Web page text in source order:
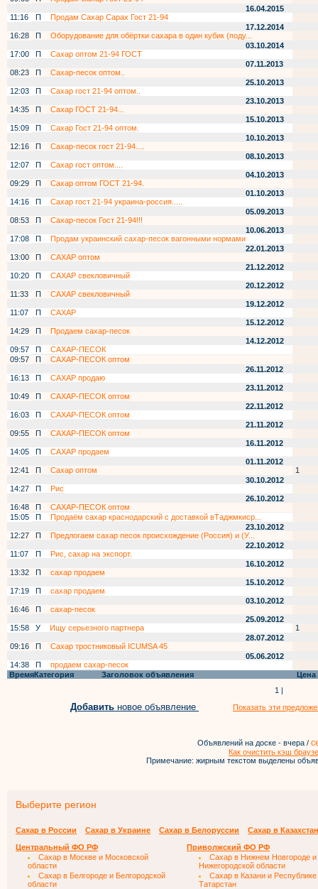
16.04.2015
11:16
П
Продам Сахар Сарах Гост 21-94
17.12.2014
16:28
П
Оборудование для обёртки сахара в один кубик (поду...
03.10.2014
17:00
П
Сахар оптом 21-94 ГОСТ
07.11.2013
08:23
П
Сахар-песок оптом..
25.10.2013
12:03
П
Сахар гост 21-94 оптом..
23.10.2013
14:35
П
Сахар ГОСТ 21-94...
15.10.2013
15:09
П
Сахар Гост 21-94 оптом.
10.10.2013
12:16
П
Сахар-песок гост 21-94....
08.10.2013
12:07
П
Сахар гост оптом....
04.10.2013
09:29
П
Сахар оптом ГОСТ 21-94.
01.10.2013
14:16
П
Сахар гост 21-94 украина-россия.....
05.09.2013
08:53
П
Сахар-песок Гост 21-94!!!
10.06.2013
17:08
П
Продам украинский сахар-песок вагонными нормами
22.01.2013
13:00
П
САХАР оптом
21.12.2012
10:20
П
САХАР свекловичный
20.12.2012
11:33
П
САХАР свекловичный
19.12.2012
11:07
П
САХАР
15.12.2012
14:29
П
Продаем сахар-песок
14.12.2012
09:57
П
САХАР-ПЕСОК
09:57
П
САХАР-ПЕСОК оптом
26.11.2012
16:13
П
САХАР продаю
23.11.2012
10:49
П
САХАР-ПЕСОК оптом
22.11.2012
16:03
П
САХАР-ПЕСОК оптом
21.11.2012
09:55
П
САХАР-ПЕСОК оптом
16.11.2012
14:05
П
САХАР продаем
01.11.2012
12:41
П Сахар оптом
1
30.10.2012
14:27
П
Рис
26.10.2012
16:48
П
САХАР-ПЕСОК оптом
15:05
П
Продаём сахар краснодарский с доставкой вТаджмкиср...
23.10.2012
12:27
П
Предлогаем сахар песок происхождение (Россия) и (У...
22.10.2012
11:07
П
Рис, сахар на экспорт.
16.10.2012
13:32
П
сахар продаем
15.10.2012
17:19
П
сахар продаем
03.10.2012
16:46
П
сахар-песок
25.09.2012
15:58
У Ищу серьезного партнера
1
28.07.2012
09:16
П
Сахар тростниковый ICUMSA 45
05.06.2012
14:38
П
продаем сахар-песок
ВремяКатегория Заголовок объявления
Цена
1 |
Добавить новое объявление Показать эти
Объявлений на доске - вчера /
Как очистить кэш
Примечание: жирным текстом выделены
Выберите регион
Сахар в России Сахар в Украине Сахар в Белоруссии
Сахар в
Центральный ФО РФ
Сахар в Москве и Московской
области
Сахар в Белгороде и Белгородской
области
Приволжский ФО РФ
Сахар в Нижнем Новгороде и
Нижегородской области
Сахар в Казани и Республике
Татарстан